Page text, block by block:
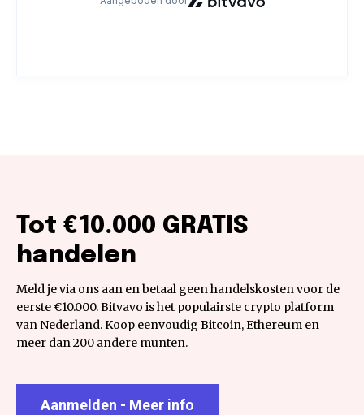
Tot €10.000 GRATIS
handelen
Meld je via ons aan en betaal geen handelskosten voor de
eerste €10.000. Bitvavo is het populairste crypto platform
van Nederland. Koop eenvoudig Bitcoin, Ethereum en
meer dan 200 andere munten.
Aanmelden - Meer info